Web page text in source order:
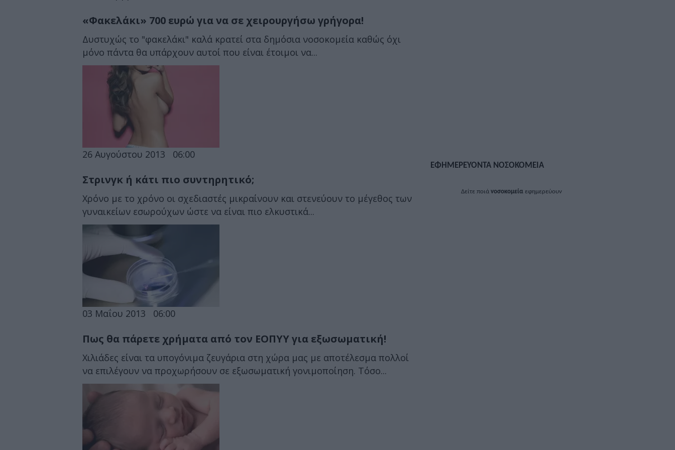
«Φακελάκι» 700 ευρώ για να σε χειρουργήσω γρήγορα!
Δυστυχώς το "φακελάκι" καλά κρατεί στα δημόσια νοσοκομεία καθώς όχι
μόνο πάντα θα υπάρχουν αυτοί που είναι έτοιμοι να...
26 Αυγούστου 2013 06:00
Στρινγκ ή κάτι πιο συντηρητικό;
Χρόνο με το χρόνο οι σχεδιαστές μικραίνουν και στενεύουν το μέγεθος των
γυναικείων εσωρούχων ώστε να είναι πιο ελκυστικά...
03 Μαΐου 2013 06:00
Πως θα πάρετε χρήματα από τον ΕΟΠΥΥ για εξωσωματική!
Χιλιάδες είναι τα υπογόνιμα ζευγάρια στη χώρα μας με αποτέλεσμα πολλοί
να επιλέγουν να προχωρήσουν σε εξωσωματική γονιμοποίηση. Τόσο...
ΕΦΗΜΕΡΕΥΟΝΤΑ ΝΟΣΟΚΟΜΕΙΑ
Δείτε ποιάνοσοκομεία εφημερεύουν